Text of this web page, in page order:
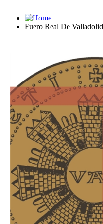
Fuero Real De Valladolid